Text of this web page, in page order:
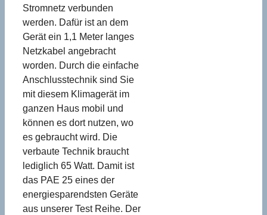
Stromnetz verbunden
werden. Dafür ist an dem
Gerät ein 1,1 Meter langes
Netzkabel angebracht
worden. Durch die einfache
Anschlusstechnik sind Sie
mit diesem Klimagerät im
ganzen Haus mobil und
können es dort nutzen, wo
es gebraucht wird. Die
verbaute Technik braucht
lediglich 65 Watt. Damit ist
das PAE 25 eines der
energiesparendsten Geräte
aus unserer Test Reihe. Der